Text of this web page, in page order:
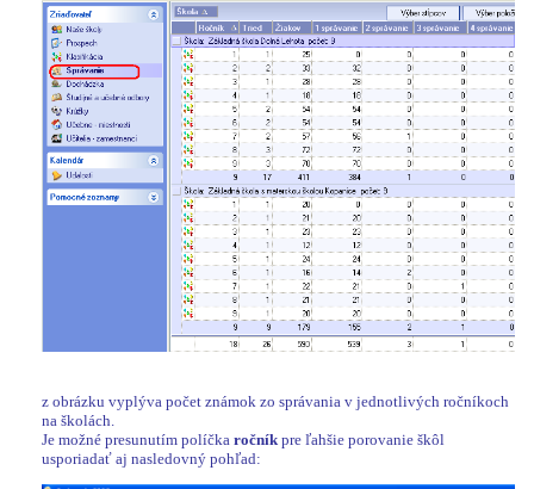
z obrázku vyplýva počet známok zo správania v jednotlivých ročníkoch
na školách.
Je možné presunutím políčka ročník pre ľahšie porovanie škôl
usporiadať aj nasledovný pohľad: